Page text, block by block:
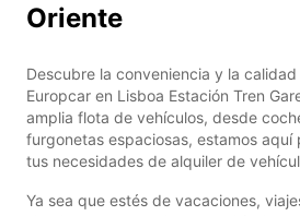
Oriente
Descubre la conveniencia y la
Europcar en Lisboa Estación Tren
amplia flota de vehículos, desde
furgonetas espaciosas, estamos
tus necesidades de alquiler de
Ya sea que estés de vacaciones,